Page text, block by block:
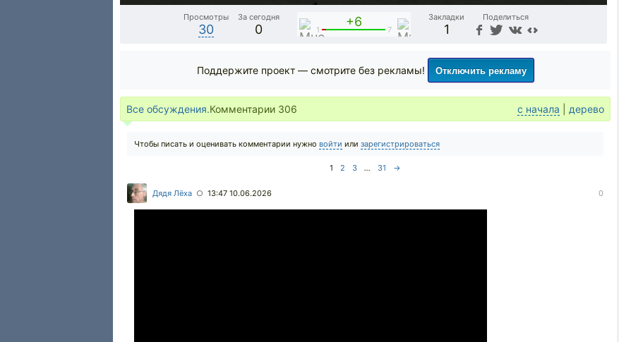
Просмотры
30
За сегодня
0
+6
1 7
Закладки
1
Поделиться
Поддержите проект — смотрите без рекламы! Отключить рекламу
Все обсуждения.Комментарии 306 с начала дерево
Чтобы писать и оценивать комментарии нужно войти или зарегистрироваться
1 2 3 ... 31 →
Дядя Лёха ○ 13:47 10.06.2026 0